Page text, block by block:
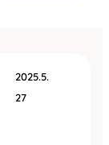
2025.5.
27